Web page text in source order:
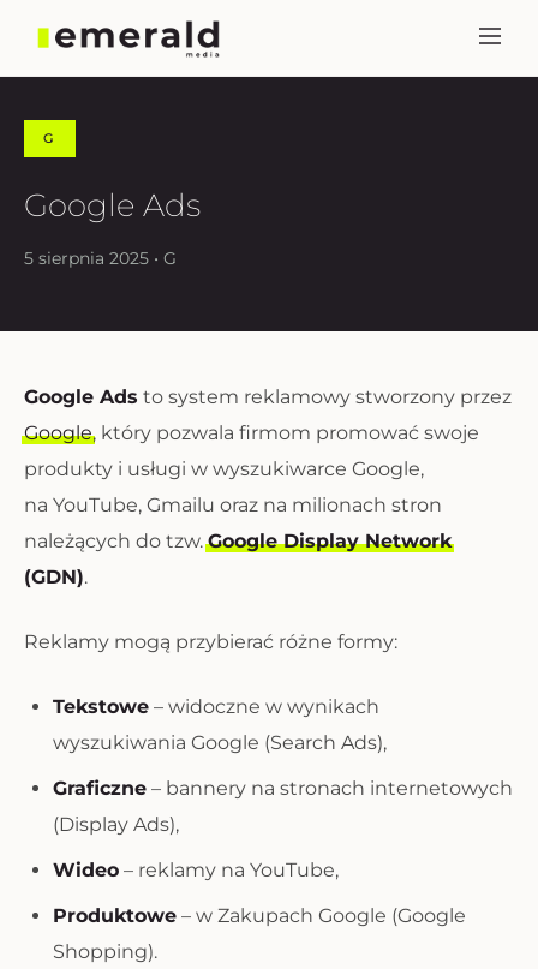
G
Google Ads
5 sierpnia 2025 • G
Google Ads to system reklamowy stworzony przez
Google, który pozwala firmom promować swoje
produkty i usługi w wyszukiwarce Google,
na YouTube, Gmailu oraz na milionach stron
należących do tzw.Google Display Network
(GDN).
Reklamy mogą przybierać różne formy:
Tekstowe – widoczne w wynikach
wyszukiwania Google (Search Ads),
Graficzne – bannery na stronach internetowych
(Display Ads),
Wideo – reklamy na YouTube,
Produktowe – w Zakupach Google (Google
Shopping).